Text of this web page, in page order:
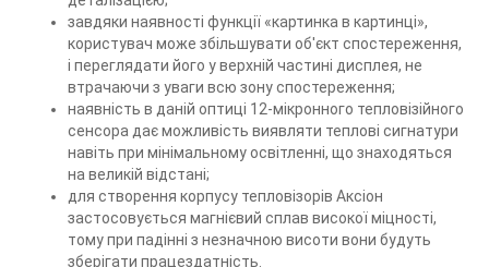
завдяки наявності функції «картинка в картинці»,
користувач може збільшувати об'єкт спостереження,
і переглядати його у верхній частині дисплея, не
втрачаючи з уваги всю зону спостереження;
наявність в даній оптиці 12-мікронного тепловізійного
сенсора дає можливість виявляти теплові сигнатури
навіть при мінімальному освітленні, що знаходяться
на великій відстані;
для створення корпусу тепловізорів Аксіон
застосовується магнієвий сплав високої міцності,
тому при падінні з незначною висоти вони будуть
зберігати працездатність.